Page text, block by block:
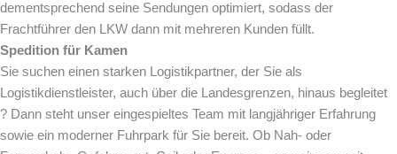
dementsprechend seine Sendungen optimiert, sodass der
Frachtführer den LKW dann mit mehreren Kunden füllt.
Spedition für Kamen
Sie suchen einen starken Logistikpartner, der Sie als
Logistikdienstleister, auch über die Landesgrenzen, hinaus begleitet
? Dann steht unser eingespieltes Team mit langjähriger Erfahrung
sowie ein moderner Fuhrpark für Sie bereit. Ob Nah- oder